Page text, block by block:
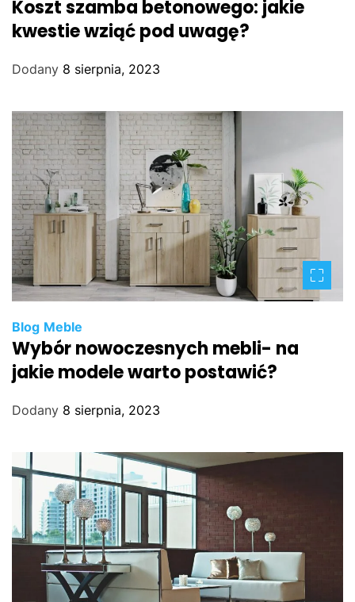
Koszt szamba betonowego: jakie
kwestie wziąć pod uwagę?
Dodany 8 sierpnia, 2023
Blog Meble
Wybór nowoczesnych mebli- na
jakie modele warto postawić?
Dodany 8 sierpnia, 2023